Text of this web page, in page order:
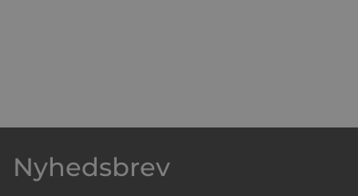
Nyhedsbrev